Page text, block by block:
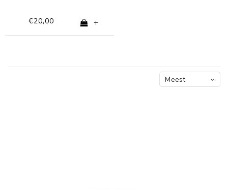
€20,00 +
Meest